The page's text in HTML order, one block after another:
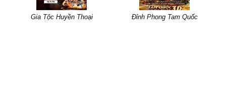
Gia Tộc Huyền Thoại Đỉnh Phong Tam Quốc